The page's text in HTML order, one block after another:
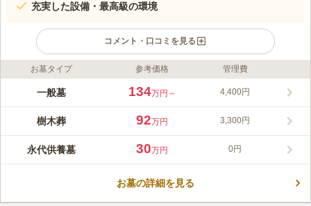
充実した設備・最高級の環境
コメント・口コミを見る
ライフドット編集部のコメント
こちらは、1661年（寛文元年）城主であった永井直清の夢よ
る由緒あるお寺です。 墓域には桜の木があり、緑豊かな環境の
中にありながら、高槻駅から徒歩約5分で到着できアクセスに非
た。駅前で駐車場完備の樹木葬は他にはありませんのでとても希
少です。 後継ぎがいなくても、おひとり様からご夫婦、ご家族
でお申込みできる永代供養付きプランが多数ありますので安心し
JR高槻駅前には、平和堂、西武百貨店、松坂屋等店舗があり、
花屋も数軒あるので、いつでも花を用意できる環境です。
お墓タイプ 参考価格 管理費
一般墓 134万円～ 4,400円
樹木葬 92万円 3,300円
永代供養墓 30万円 0円
お墓の詳細を見る